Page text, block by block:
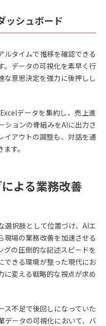
ッシュボード
ルタイムで推移を確認できる
。データの可視化を素早く行
な意思決定を強力に後押しし
データを集約し、売上進
ションの骨組みをAIに出力さ
イアウトの調整も、対話を通
す。
よる業務改善
選択肢として位置づけ、AIエ
現場の業務改善を加速させる
グの圧倒的な記述スピードを
できる環境が整った現代にお
に変える戦略的な視点が求め
ス不足で後回しになっていた
データの可視化において、バ